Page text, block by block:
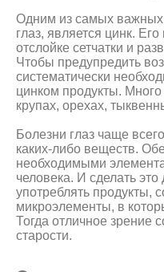
Одним из самых
глаз, является цинк.
отслойке сетчатки и
Чтобы предупредить
систематически
цинком продукты.
крупах, орехах,
Болезни глаз чаще
каких-либо веществ.
необходимыми
человека. И сделать
употреблять продукты,
микроэлементы, в
Тогда отличное зрение
старости.